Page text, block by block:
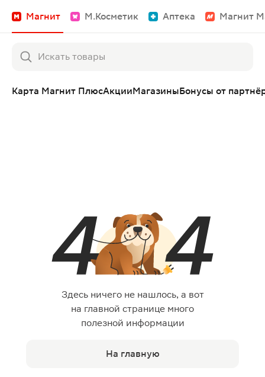
Магнит М.Косметик Аптека Магнит
Карта Магнит ПлюсАкцииМагазиныБонусы от
Здесь ничего не нашлось, а вот
на главной странице много
полезной информации
На главную